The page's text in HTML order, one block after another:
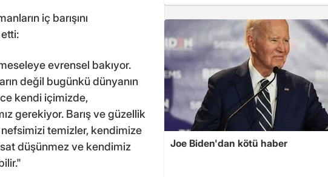
iç barışını
evrensel bakıyor.
değil bugünkü dünyanın
kendi içimizde,
gerekiyor. Barış ve güzellik
nefsimizi temizler, kendimize
düşünmez ve kendimiz
Joe Biden'dan kötü haber